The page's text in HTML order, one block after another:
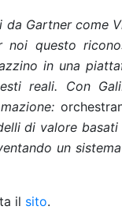
Gartner come
noi questo
in una
reali. Con
di valore basati
un
il sito.